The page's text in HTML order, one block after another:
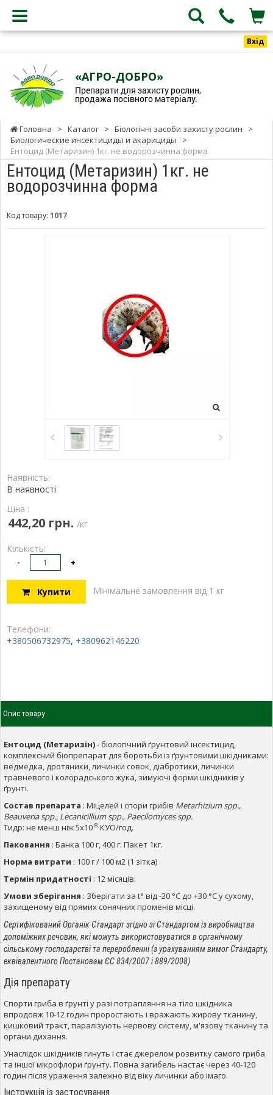
Вхід
«АГРО-ДОБРО»
Препарати для захисту рослин,
продажа посівного матеріалу.
Головна > Каталог > Біологічні засоби захисту рослин
>
Биологические инсектициды и акарициды
>
Ентоцид (Метаризин) 1кг. не водорозчинна форма
Ентоцид (Метаризин) 1кг. не
водорозчинна форма
Код товару: 1017
Наявність:
В наявності
Ціна :
442,20 грн. /кг
Кількість:
- +
Купити Мінімальне замовлення від 1 кг
Телефони:
+380506732975, +380962146220
Опис товару
Ентоцид (Метаризін)- біологічний ґрунтовий інсектицид,
комплексний біопрепарат для боротьби із ґрунтовими шкідниками:
ведмедка, дротяники, личинки совок, діабротики, личинки
травневого і колорадського жука, зимуючі форми шкідників у
ґрунті.
Состав препарата : Міцелей і спори грибів Metarhizium spp.,
Beauveria spp., Lecanicillium spp., Paecilomyces spp.
Тидр: не менш ніж 5x10 8 КУО/год.
Паковання : Банка 100 г, 400 г. Пакет 1кг.
Норма витрати : 100 г / 100 м2 (1 зітка)
Термін придатності : 12 місяців.
Умови зберігання : Зберігати за t° від -20 °C до +30 °C у сухому,
захищеному від прямих сонячних променів місці.
Сертифікований Органік Стандарт згідно зі Стандартом із виробництва
допоміжних речовин, які можуть використовуватися в органічному
сільському господарстві та переробленні (з урахуванням вимог Стандарту,
еквівалентного Постановам ЄС 834/2007 і 889/2008)
Дія препарату
Спорти гриба в ґрунті у разі потрапляння на тіло шкідника
впродовж 10-12 годин проростають і вражають жирову тканину,
кишковий тракт, паралізують нервову систему, м'язову тканину та
органи дихання.
Унаслідок шкідників гинуть і стає джерелом розвитку самого гриба
та іншої мікрофлори ґрунту. Повна загибель настає через 40-120
годин після ураження залежно від віку личинки або імаго.
Інструкція із застосування